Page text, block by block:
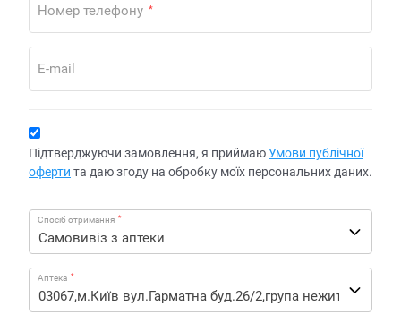
Номер телефону *
E-mail
Підтверджуючи замовлення, я приймаюУмови публічної
оферти та даю згоду на обробку моїх персональних даних.
Спосіб отримання *
Аптека *